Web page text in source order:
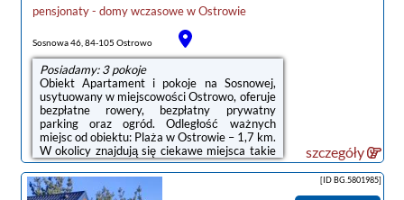
pensjonaty - domy wczasowewOstrowie
Sosnowa 46, 84-105 Ostrowo
Posiadamy: 3 pokoje
Obiekt Apartament i pokoje na Sosnowej,
usytuowany w miejscowości Ostrowo, oferuje
bezpłatne rowery, bezpłatny prywatny
parking oraz ogród. Odległość ważnych
miejsc od obiektu: Plaża w Ostrowie – 1,7 km.
W okolicy znajdują się ciekawe miejsca takie
jak: Port Gdynia ( 47 km), Dworzec kolejowy (
48 km), Stocznia Gdynia ( 50 km). W obiekcie
zapewniono wspólną kuchnię oraz bezpłatne
szczegóły
[ID BG.5801985]